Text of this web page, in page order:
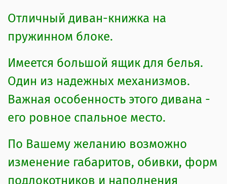
Отличный диван-книжка на
пружинном блоке.
Имеется большой ящик для белья.
Один из надежных механизмов.
Важная особенность этого дивана -
его ровное спальное место.
По Вашему желанию возможно
изменение габаритов, обивки, форм
подлокотников и наполнения